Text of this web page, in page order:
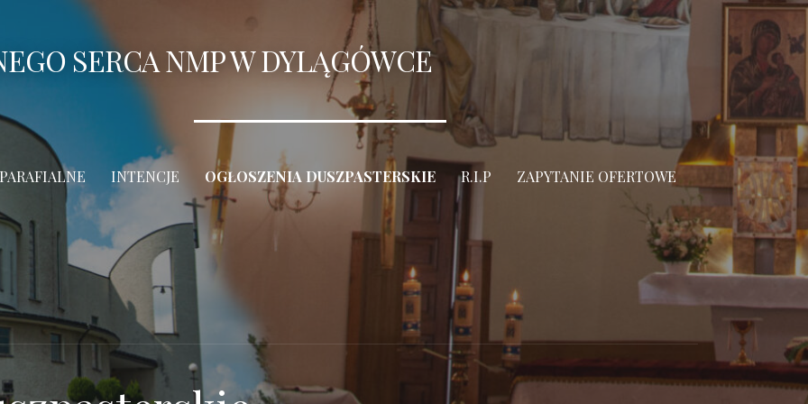
SERCA NMP W DYLĄGÓWCE
INTENCJE OGŁOSZENIA DUSZPASTERSKIE R.I.P ZAPYTANIE OFERTOWE